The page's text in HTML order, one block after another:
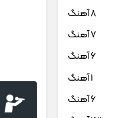
8 آهنگ
7 آهنگ
6 آهنگ
1 آهنگ
6 آهنگ